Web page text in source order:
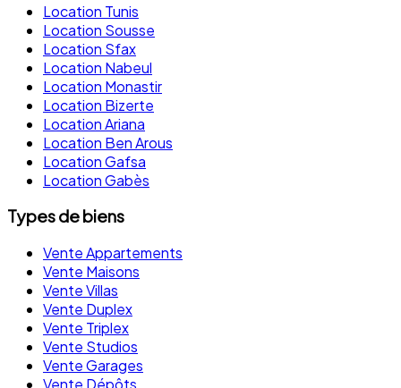
Location Tunis
Location Sousse
Location Sfax
Location Nabeul
Location Monastir
Location Bizerte
Location Ariana
Location Ben Arous
Location Gafsa
Location Gabès
Types de biens
Vente Appartements
Vente Maisons
Vente Villas
Vente Duplex
Vente Triplex
Vente Studios
Vente Garages
Vente Dépôts